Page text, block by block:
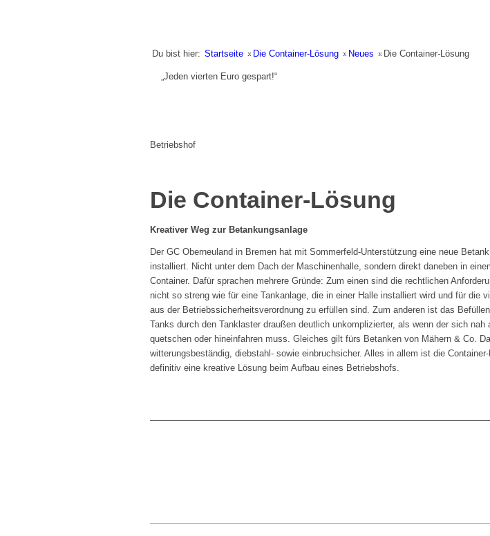
Du bist hier: Startseite » Die Container-Lösung » Neues » Die Container-Lösung
„Jeden vierten Euro gespart!“
Betriebshof
Die Container-Lösung
Kreativer Weg zur Betankungsanlage
Der GC Oberneuland in Bremen hat mit Sommerfeld-Unterstützung eine neue
installiert. Nicht unter dem Dach der Maschinenhalle, sondern direkt daneben in
Container. Dafür sprachen mehrere Gründe: Zum einen sind die rechtlichen
nicht so streng wie für eine Tankanlage, die in einer Halle installiert wird und für die
aus der Betriebssicherheitsverordnung zu erfüllen sind. Zum anderen ist das
Tanks durch den Tanklaster draußen deutlich unkomplizierter, als wenn der sich nah
quetschen oder hineinfahren muss. Gleiches gilt fürs Betanken von Mähern & Co.
witterungsbeständig, diebstahl- sowie einbruchsicher. Alles in allem ist die
definitiv eine kreative Lösung beim Aufbau eines Betriebshofs.